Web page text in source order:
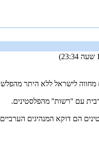
מחווה לישראל ללא היתר
עם ''רשות'' מהפלסטינים.
הם דוקא המנהיגים